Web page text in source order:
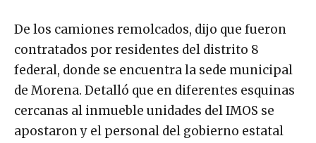
De los camiones remolcados, dijo que fueron
contratados por residentes del distrito 8
federal, donde se encuentra la sede municipal
de Morena. Detalló que en diferentes esquinas
cercanas al inmueble unidades del IMOS se
apostaron y el personal del gobierno estatal